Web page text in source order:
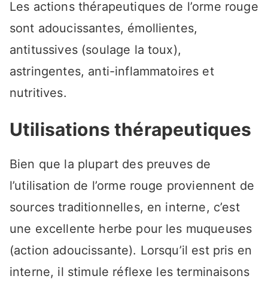
Les actions thérapeutiques de l’orme rouge
sont adoucissantes, émollientes,
antitussives (soulage la toux),
astringentes, anti-inflammatoires et
nutritives.
Utilisations thérapeutiques
Bien que la plupart des preuves de
l’utilisation de l’orme rouge proviennent de
sources traditionnelles, en interne, c’est
une excellente herbe pour les muqueuses
(action adoucissante). Lorsqu’il est pris en
interne, il stimule réflexe les terminaisons